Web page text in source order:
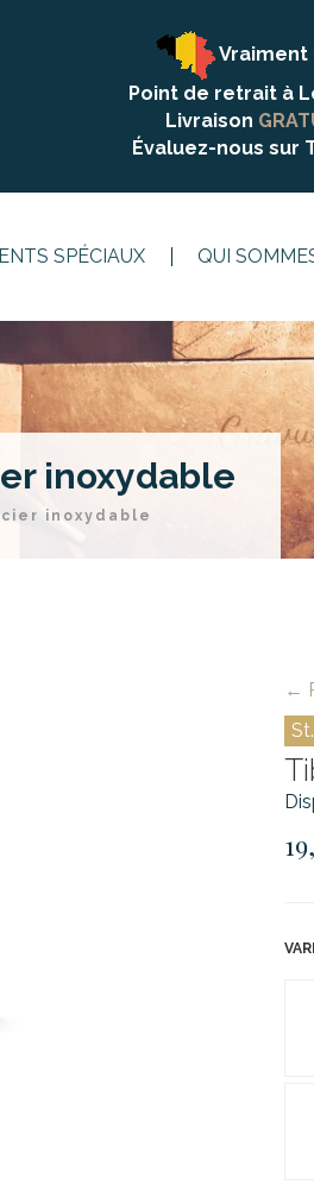
Vraiment
Point de retrait à
Livraison
Évaluez-nous sur
SPÉCIAUX QUI
inoxydable
inoxydable
←